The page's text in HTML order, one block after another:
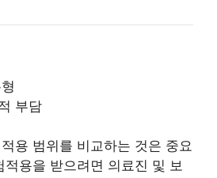
부담
용 범위를 비교하는 것은 중요
적용을 받으려면 의료진 및 보